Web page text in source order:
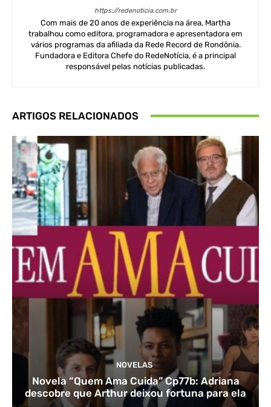
https://redenoticia.com.br
Com mais de 20 anos de experiência na área, Martha
trabalhou como editora, programadora e apresentadora em
vários programas da afiliada da Rede Record de Rondônia.
Fundadora e Editora Chefe do RedeNotícia, é a principal
responsável pelas notícias publicadas.
ARTIGOS RELACIONADOS
NOVELAS
Novela “Quem Ama Cuida” Cp77b: Adriana
descobre que Arthur deixou fortuna para ela